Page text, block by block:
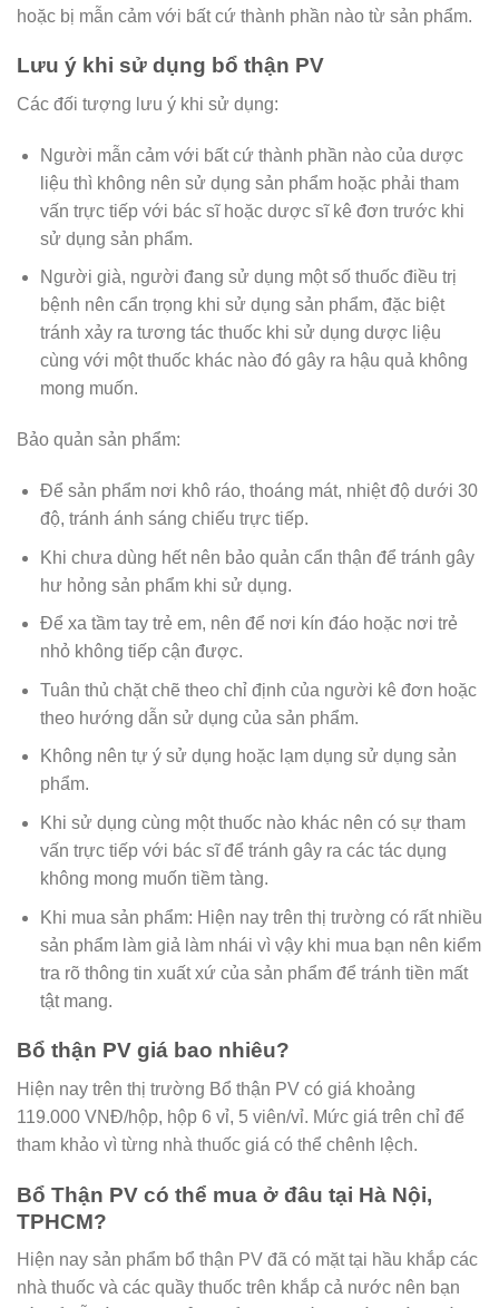
hoặc bị mẫn cảm với bất cứ thành phần nào từ sản phẩm.
Lưu ý khi sử dụng bổ thận PV
Các đối tượng lưu ý khi sử dụng:
Người mẫn cảm với bất cứ thành phần nào của dược
liệu thì không nên sử dụng sản phẩm hoặc phải tham
vấn trực tiếp với bác sĩ hoặc dược sĩ kê đơn trước khi
sử dụng sản phẩm.
Người già, người đang sử dụng một số thuốc điều trị
bệnh nên cẩn trọng khi sử dụng sản phẩm, đặc biệt
tránh xảy ra tương tác thuốc khi sử dụng dược liệu
cùng với một thuốc khác nào đó gây ra hậu quả không
mong muốn.
Bảo quản sản phẩm:
Để sản phẩm nơi khô ráo, thoáng mát, nhiệt độ dưới 30
độ, tránh ánh sáng chiếu trực tiếp.
Khi chưa dùng hết nên bảo quản cẩn thận để tránh gây
hư hỏng sản phẩm khi sử dụng.
Để xa tầm tay trẻ em, nên để nơi kín đáo hoặc nơi trẻ
nhỏ không tiếp cận được.
Tuân thủ chặt chẽ theo chỉ định của người kê đơn hoặc
theo hướng dẫn sử dụng của sản phẩm.
Không nên tự ý sử dụng hoặc lạm dụng sử dụng sản
phẩm.
Khi sử dụng cùng một thuốc nào khác nên có sự tham
vấn trực tiếp với bác sĩ để tránh gây ra các tác dụng
không mong muốn tiềm tàng.
Khi mua sản phẩm: Hiện nay trên thị trường có rất nhiều
sản phẩm làm giả làm nhái vì vậy khi mua bạn nên kiểm
tra rõ thông tin xuất xứ của sản phẩm để tránh tiền mất
tật mang.
Bổ thận PV giá bao nhiêu?
Hiện nay trên thị trường Bổ thận PV có giá khoảng
119.000 VNĐ/hộp, hộp 6 vỉ, 5 viên/vỉ. Mức giá trên chỉ để
tham khảo vì từng nhà thuốc giá có thể chênh lệch.
Bổ Thận PV có thể mua ở đâu tại Hà Nội,
TPHCM?
Hiện nay sản phẩm bổ thận PV đã có mặt tại hầu khắp các
nhà thuốc và các quầy thuốc trên khắp cả nước nên bạn